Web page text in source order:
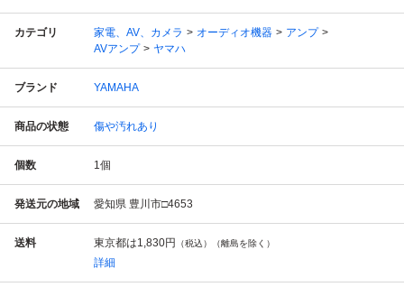
カテゴリ 家電、AV、カメラ オーディオ機器
アンプ
AVアンプ
ヤマハ
ブランド YAMAHA
商品の状態 傷や汚れあり
個数 1個
発送元の地域 愛知県 豊川市□4653
送料 東京都は1,830円 （税込）（離島を除く）
詳細